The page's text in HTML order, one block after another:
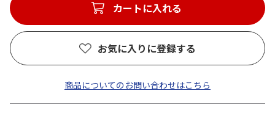
カートに入れる
お気に入りに登録する
商品についてのお問い合わせはこちら